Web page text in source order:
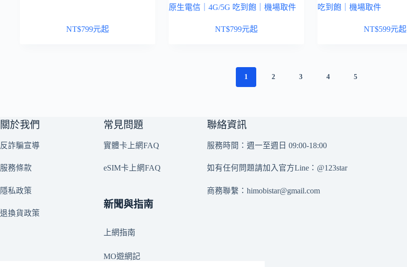
NT$799元起
原生電信｜4G/5G 吃到飽｜機場取件
NT$799元起
吃到飽｜機場取件
NT$599元起
1 2 3 4 5
關於我們
反詐騙宣導
服務條款
隱私政策
退換貨政策
常見問題
實體卡上網FAQ
eSIM卡上網FAQ
新聞與指南
上網指南
MO遊網記
聯絡資訊
服務時間：週一至週日 09:00-18:00
如有任何問題請加入官方Line： @123star
商務聯繫：himobistar@gmail.com